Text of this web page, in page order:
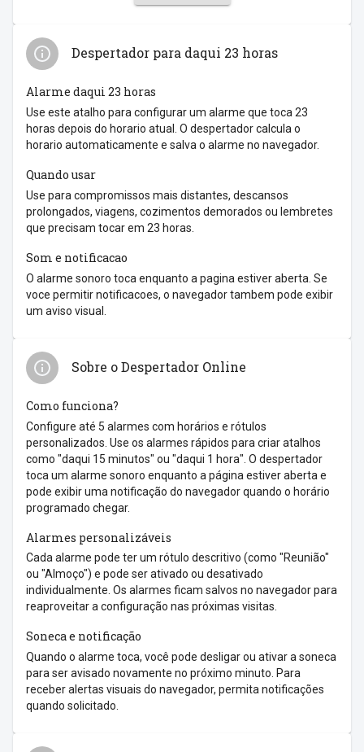
Despertador para daqui 23 horas
Alarme daqui 23 horas
Use este atalho para configurar um alarme que toca 23
horas depois do horario atual. O despertador calcula o
horario automaticamente e salva o alarme no navegador.
Quando usar
Use para compromissos mais distantes, descansos
prolongados, viagens, cozimentos demorados ou lembretes
que precisam tocar em 23 horas.
Som e notificacao
O alarme sonoro toca enquanto a pagina estiver aberta. Se
voce permitir notificacoes, o navegador tambem pode exibir
um aviso visual.
Sobre o Despertador Online
Como funciona?
Configure até 5 alarmes com horários e rótulos
personalizados. Use os alarmes rápidos para criar atalhos
como "daqui 15 minutos" ou "daqui 1 hora". O despertador
toca um alarme sonoro enquanto a página estiver aberta e
pode exibir uma notificação do navegador quando o horário
programado chegar.
Alarmes personalizáveis
Cada alarme pode ter um rótulo descritivo (como "Reunião"
ou "Almoço") e pode ser ativado ou desativado
individualmente. Os alarmes ficam salvos no navegador para
reaproveitar a configuração nas próximas visitas.
Soneca e notificação
Quando o alarme toca, você pode desligar ou ativar a soneca
para ser avisado novamente no próximo minuto. Para
receber alertas visuais do navegador, permita notificações
quando solicitado.